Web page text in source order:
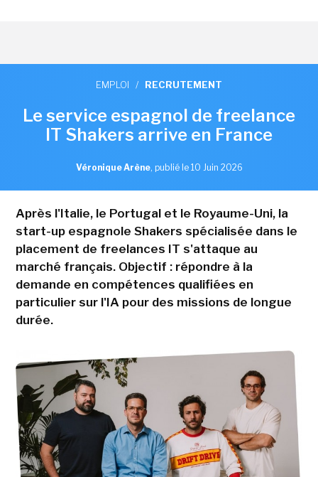
EMPLOI / RECRUTEMENT
Le service espagnol de freelance
IT Shakers arrive en France
Véronique Arène, publié le 10 Juin 2026
Après l'Italie, le Portugal et le Royaume-Uni, la
start-up espagnole Shakers spécialisée dans le
placement de freelances IT s'attaque au
marché français. Objectif : répondre à la
demande en compétences qualifiées en
particulier sur l'IA pour des missions de longue
durée.